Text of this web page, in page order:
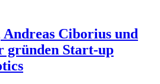
Ciborius und
gründen Start-up